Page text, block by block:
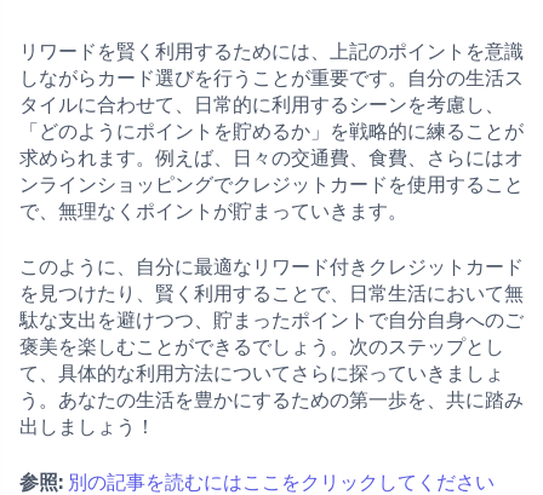
リワードを賢く利用するためには、上記のポイントを意識
しながらカード選びを行うことが重要です。自分の生活ス
タイルに合わせて、日常的に利用するシーンを考慮し、
「どのようにポイントを貯めるか」を戦略的に練ることが
求められます。例えば、日々の交通費、食費、さらにはオ
ンラインショッピングでクレジットカードを使用すること
で、無理なくポイントが貯まっていきます。
このように、自分に最適なリワード付きクレジットカード
を見つけたり、賢く利用することで、日常生活において無
駄な支出を避けつつ、貯まったポイントで自分自身へのご
褒美を楽しむことができるでしょう。次のステップとし
て、具体的な利用方法についてさらに探っていきましょ
う。あなたの生活を豊かにするための第一歩を、共に踏み
出しましょう！
参照: 別の記事を読むにはここをクリックしてください